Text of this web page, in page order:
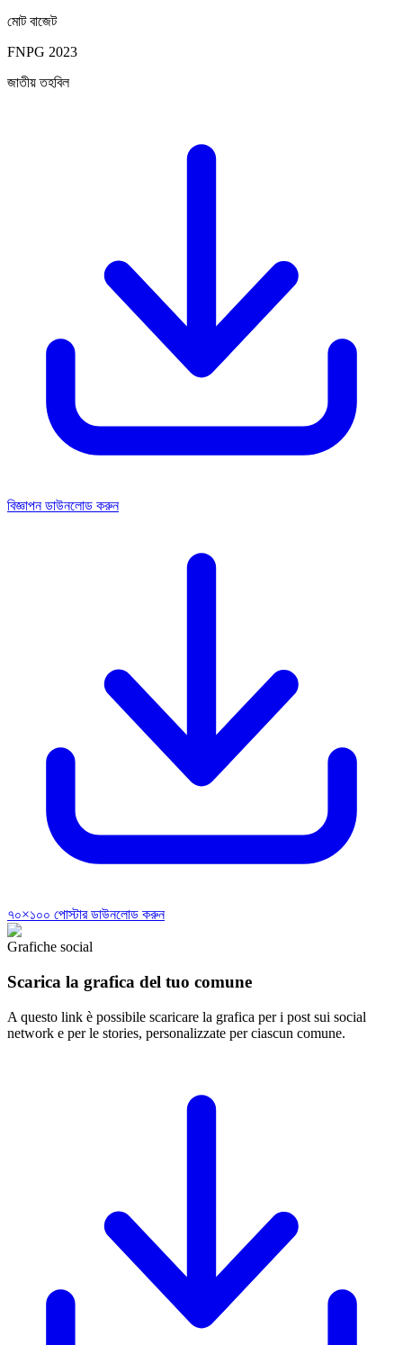
মোট বাজেট
FNPG 2023
জাতীয় তহবিল
বিজ্ঞাপন ডাউনলোড করুন
৭০×১০০ পোস্টার ডাউনলোড করুন
Grafiche social
Scarica la grafica del tuo comune
A questo link è possibile scaricare la grafica per i post sui social
network e per le stories, personalizzate per ciascun comune.